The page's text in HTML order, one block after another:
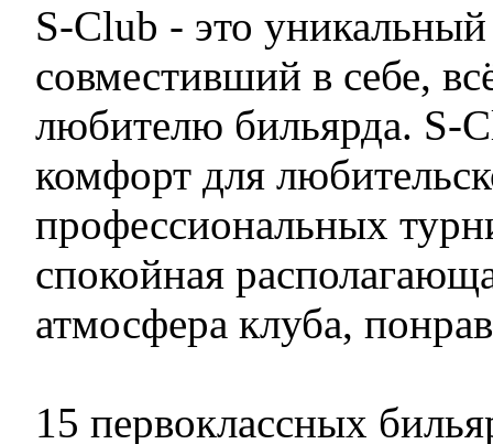
S-Club - это
совместивший в себе,
любителю бильярда. S-
комфорт для
профессиональных
спокойная
атмосфера клуба,
15 первоклассных